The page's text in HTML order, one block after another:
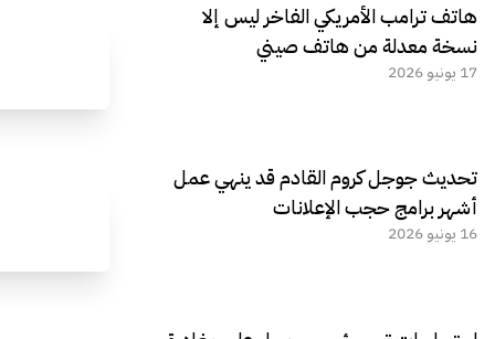
هاتف ترامب الأمريكي الفاخر ليس إلا
نسخة معدلة من هاتف صيني
17 يونيو 2026
تحديث جوجل كروم القادم قد ينهي عمل
أشهر برامج حجب الإعلانات
16 يونيو 2026